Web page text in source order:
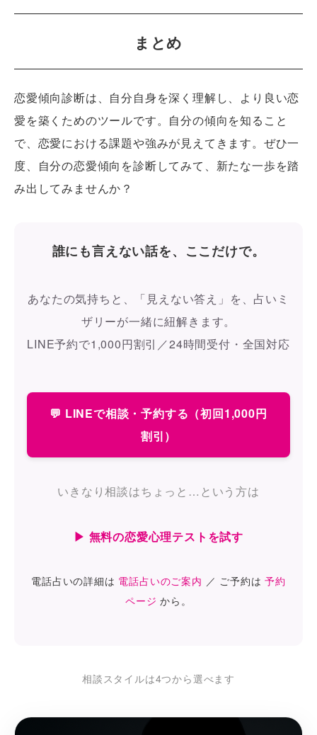
まとめ
恋愛傾向診断は、自分自身を深く理解し、より良い恋
愛を築くためのツールです。自分の傾向を知ること
で、恋愛における課題や強みが見えてきます。ぜひ一
度、自分の恋愛傾向を診断してみて、新たな一歩を踏
み出してみませんか？
誰にも言えない話を、ここだけで。
あなたの気持ちと、「見えない答え」を、占いミ
ザリーが一緒に紐解きます。
LINE予約で1,000円割引／24時間受付・全国対応
💬 LINEで相談・予約する（初回1,000円
割引）
いきなり相談はちょっと…という方は
▶ 無料の恋愛心理テストを試す
電話占いの詳細は 電話占いのご案内 ／ ご予約は予約
ページ から。
相談スタイルは4つから選べます